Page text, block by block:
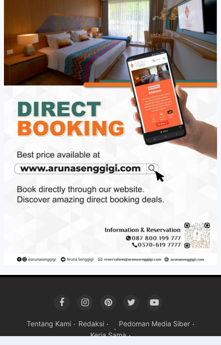
Tentang Kami Redaksi
Pedoman Media Siber
Kerja Sama